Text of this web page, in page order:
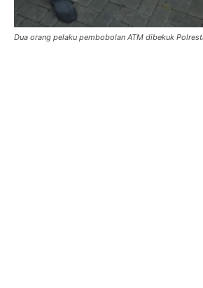
Dua orang pelaku pembobolan ATM dibekuk